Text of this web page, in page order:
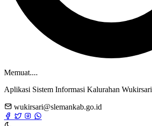
Memuat....
Aplikasi Sistem Informasi Kalurahan Wukirsari
wukirsari@slemankab.go.id